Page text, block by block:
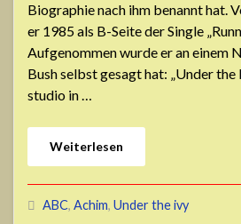
Biographie nach ihm benannt hat.
er 1985 als B-Seite der Single
Aufgenommen wurde er an einem
Bush selbst gesagt hat: „Under
studio in …
Weiterlesen
ABC, Achim, Under the ivy